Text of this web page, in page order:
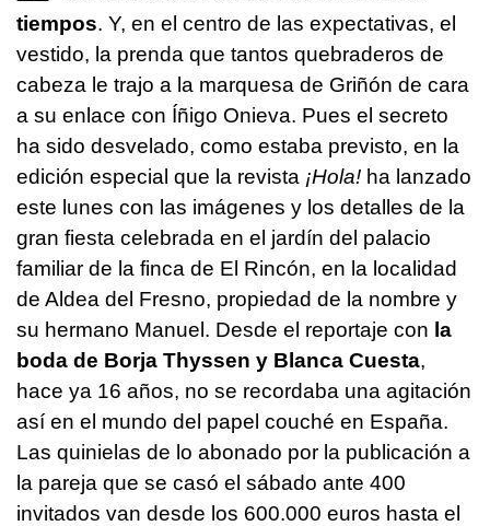
tiempos. Y, en el centro de las expectativas, el
vestido, la prenda que tantos quebraderos de
cabeza le trajo a la marquesa de Griñón de cara
a su enlace con Íñigo Onieva. Pues el secreto
ha sido desvelado, como estaba previsto, en la
edición especial que la revista ¡Hola! ha lanzado
este lunes con las imágenes y los detalles de la
gran fiesta celebrada en el jardín del palacio
familiar de la finca de El Rincón, en la localidad
de Aldea del Fresno, propiedad de la nombre y
su hermano Manuel. Desde el reportaje con la
boda de Borja Thyssen y Blanca Cuesta,
hace ya 16 años, no se recordaba una agitación
así en el mundo del papel couché en España.
Las quinielas de lo abonado por la publicación a
la pareja que se casó el sábado ante 400
invitados van desde los 600.000 euros hasta el